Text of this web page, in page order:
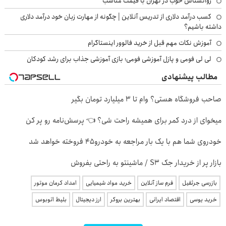
کسب درآمد دلاری از تدریس آنلاین | چگونه از مهارت زبان خود درآمد دلاری
داشته باشیم؟
آموزش نکات مهم قبل از خرید فالوور اینستاگرام
لی لی فومی و پازل آموزشی فومی؛ بازی آموزشی جذاب برای رشد کودکان
مطالب پیشنهادی
صاحب فروشگاه هستی؟ وام تا ۳ میلیارد تومان بگیر
میخوای از درد کمر برای همیشه راحت شی؟ 👈 پرسش‌نامه رو پر کن
خودروی شما هم با یک بار مراجعه به خودرو45 فروخته خواهد شد
بازار پر از خریدار جک S3 / ماشینتو به راحتی بفروش
بازرسی جرثقیل فرم ساز آنلاین خرید مواد شیمیایی
امداد کرمان موتور
خرید یوسی
اقتصاد ایرانی بهترین بروکر ارز دیجیتال بلیط اتوبوس